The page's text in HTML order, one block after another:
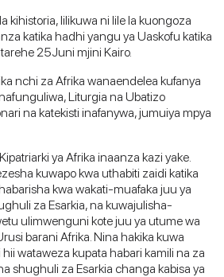
kihistoria, lilikuwa ni lile la kuongoza
katika hadhi yangu ya Uaskofu katika
25Juni mjini Kairo.
nchi za Afrika wanaendelea kufanya
Liturgia na Ubatizo
na katekisti inafanywa, jumuiya mpya
ya Afrika inaanza kazi yake.
kuwapo kwa uthabiti zaidi katika
kwa wakati-muafaka juu ya
za Esarkia, na kuwajulisha-
ulimwenguni kote juu ya utume wa
barani Afrika. Nina hakika kuwa
wataweza kupata habari kamili na za
shughuli za Esarkia changa kabisa ya